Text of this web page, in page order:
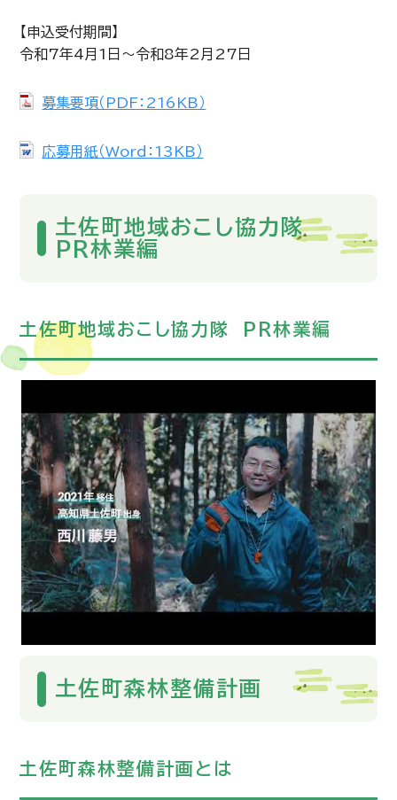
【申込受付期間】
令和7年4月1日～令和8年2月27日
募集要項（PDF：216KB）
応募用紙（Word：13KB）
土佐町地域おこし協力隊
PR林業編
土佐町地域おこし協力隊 PR林業編
土佐町森林整備計画
土佐町森林整備計画とは